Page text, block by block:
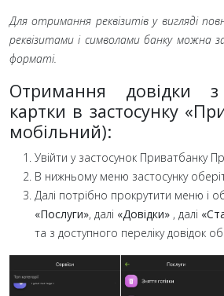
Для отримання реквізитів у вигляді
реквізитами і символами банку можна
форматі.
Отримання довідки з
картки в застосунку
мобільний):
Увійти у застосунок Приватбанку
В нижньому меню застосунку
Далі потрібно прокрутити меню і
«Послуги», далі «Довідки» , далі
та з доступного переліку довідок